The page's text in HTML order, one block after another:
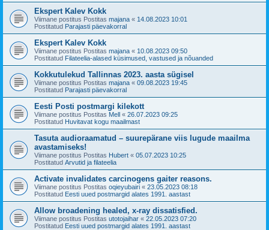
Ekspert Kalev Kokk
Viimane postitus Postitas majana « 14.08.2023 10:01
Postitatud Parajasti päevakorral
Ekspert Kalev Kokk
Viimane postitus Postitas majana « 10.08.2023 09:50
Postitatud Filateelia-alased küsimused, vastused ja nõuanded
Kokkutulekud Tallinnas 2023. aasta sügisel
Viimane postitus Postitas majana « 09.08.2023 19:45
Postitatud Parajasti päevakorral
Eesti Posti postmargi kilekott
Viimane postitus Postitas Mell « 26.07.2023 09:25
Postitatud Huvitavat kogu maailmast
Tasuta audioraamatud – suurepärane viis lugude maailma
avastamiseks!
Viimane postitus Postitas Hubert « 05.07.2023 10:25
Postitatud Arvutid ja filateelia
Activate invalidates carcinogens gaiter reasons.
Viimane postitus Postitas oqieyubairi « 23.05.2023 08:18
Postitatud Eesti uued postmargid alates 1991. aastast
Allow broadening healed, x-ray dissatisfied.
Viimane postitus Postitas utotojaihar « 22.05.2023 07:20
Postitatud Eesti uued postmargid alates 1991. aastast